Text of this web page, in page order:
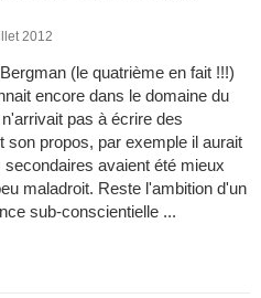
2012
(le quatrième en fait !!!)
encore dans le domaine du
pas à écrire des
propos, par exemple il aurait
avaient été mieux
maladroit. Reste l'ambition d'un
sub-conscientielle ...